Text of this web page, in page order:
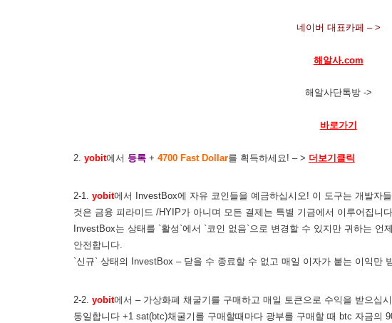
네이버 대표카페 – >
해알사.com
해알사단톡방 ->
바로가기
2. yobit에서 등록+ 4700 Fast Dollar를 획득하세요! – > 더보기클릭
2-1. yobit에서 InvestBox에 자유 코인들을 예금하십시오! 이 도구는 개발자
것은 금융 피라미드 /HYIP가 아니며 모든 결제는 특별 기금에서 이루어집니
InvestBox는 상태를 `활성`에서 `코인 없음`으로 변경할 수 있지만 귀하는 언
안전합니다.
`신규` 상태의 InvestBox – 닫을 수 종료할 수 없고 매일 이자가 붙는 이익만
2-2. yobit에서 – 가상화폐 채굴기를 구매하고 매일 토큰으로 수익을 받으십
동일합니다 +1 sat(btc)채굴기를 구매할때마다 광부를 구매할 때 btc 자금의